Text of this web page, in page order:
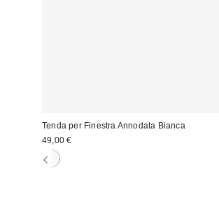
Tenda per Finestra Annodata Bianca
49,00 €